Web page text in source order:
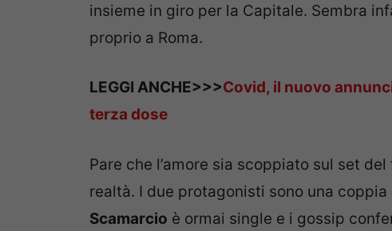
insieme in giro per la Capitale. Sembra
proprio a Roma.
LEGGI ANCHE>>>Covid, il nuovo
terza dose
Pare che l’amore sia scoppiato sul set
realtà. I due protagonisti sono una
Scamarcio è ormai single e i gossip